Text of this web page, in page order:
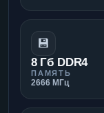
💾
8 Гб DDR4
ПАМЯТЬ
2666 МГц